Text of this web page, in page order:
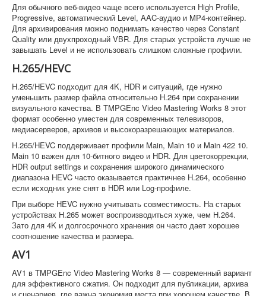
Для обычного веб-видео чаще всего используется High Profile,
Progressive, автоматический Level, AAC-аудио и MP4-контейнер.
Для архивирования можно поднимать качество через Constant
Quality или двухпроходный VBR. Для старых устройств лучше не
завышать Level и не использовать слишком сложные профили.
H.265/HEVC
H.265/HEVC подходит для 4K, HDR и ситуаций, где нужно
уменьшить размер файла относительно H.264 при сохранении
визуального качества. В TMPGEnc Video Mastering Works 8 этот
формат особенно уместен для современных телевизоров,
медиасерверов, архивов и высокоразрешающих материалов.
H.265/HEVC поддерживает профили Main, Main 10 и Main 422 10.
Main 10 важен для 10-битного видео и HDR. Для цветокоррекции,
HDR output settings и сохранения широкого динамического
диапазона HEVC часто оказывается практичнее H.264, особенно
если исходник уже снят в HDR или Log-профиле.
При выборе HEVC нужно учитывать совместимость. На старых
устройствах H.265 может воспроизводиться хуже, чем H.264.
Зато для 4K и долгосрочного хранения он часто дает хорошее
соотношение качества и размера.
AV1
AV1 в TMPGEnc Video Mastering Works 8 — современный вариант
для эффективного сжатия. Он подходит для публикации, архива
и сценариев, где важна экономия места при хорошем качестве. В